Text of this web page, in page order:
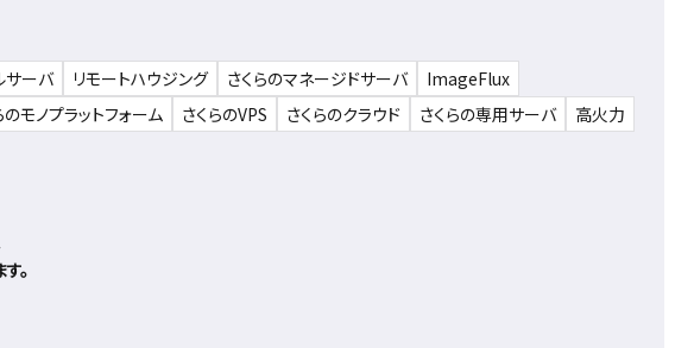
サーバ リモートハウジング さくらのマネージドサーバ
ImageFlux
のモノプラットフォーム さくらのVPS さくらのクラウド さくらの専用サーバ
高火力
。